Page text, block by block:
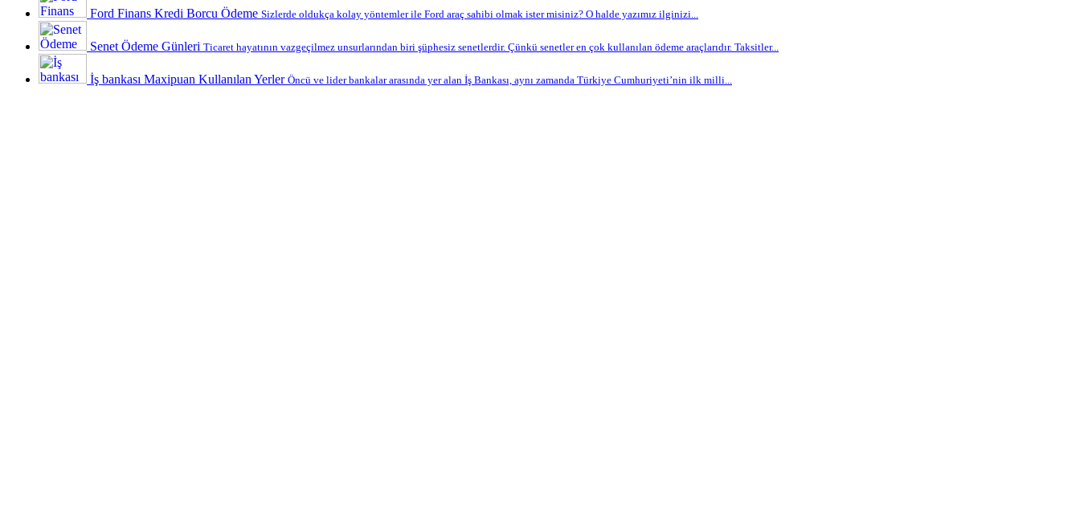
Ford Finans Kredi Borcu Ödeme Sizlerde oldukça kolay yöntemler ile Ford araç sahibi olmak ister misiniz? O halde yazımız ilginizi...
Senet Ödeme Günleri Ticaret hayatının vazgeçilmez unsurlarından biri şüphesiz senetlerdir. Çünkü senetler en çok kullanılan ödeme araçlarıdır. Taksitler...
İş bankası Maxipuan Kullanılan Yerler Öncü ve lider bankalar arasında yer alan İş Bankası, aynı zamanda Türkiye Cumhuriyeti’nin ilk milli...